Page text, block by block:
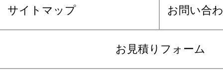
サイトマップ お問い合
お見積りフォーム